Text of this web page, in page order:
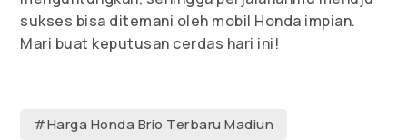
sukses bisa ditemani oleh mobil Honda impian.
Mari buat keputusan cerdas hari ini!
#Harga Honda Brio Terbaru Madiun